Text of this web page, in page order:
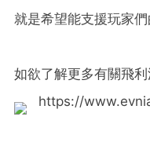
就是希望能支援玩家們
如欲了解更多有關飛
https://